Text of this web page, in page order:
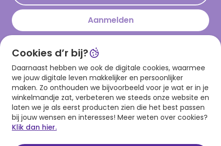
kamppost inspiratie
Aanmelden
Download onze app
Cookies d’r bij?
Daarnaast hebben we ook de digitale cookies, waarmee
we jouw digitale leven makkelijker en persoonlijker
maken. Zo onthouden we bijvoorbeeld voor je wat er in je
winkelmandje zat, verbeteren we steeds onze website en
laten we je als eerst producten zien die het best passen
bij jouw wensen en interesses! Meer weten over cookies?
Klik dan hier.